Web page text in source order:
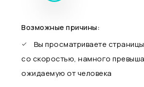
Возможные причины:
Вы просматриваете страницы
со скоростью, намного
ожидаемую от человека